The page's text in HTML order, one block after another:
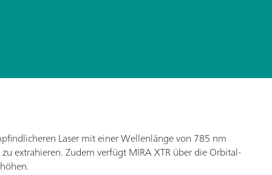
Laser mit einer Wellenlänge von 785 nm
extrahieren. Zudem verfügt MIRA XTR über die Orbital-